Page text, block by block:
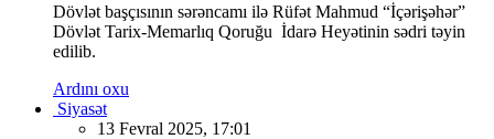
Dövlət başçısının sərəncamı ilə Rüfət Mahmud “İçərişəhər”
Dövlət Tarix-Memarlıq Qoruğu İdarə Heyətinin sədri təyin
edilib.
Ardını oxu
Siyasət
13 Fevral 2025, 17:01